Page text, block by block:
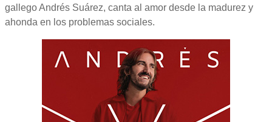
gallego Andrés Suárez, canta al amor desde la madurez y
ahonda en los problemas sociales.